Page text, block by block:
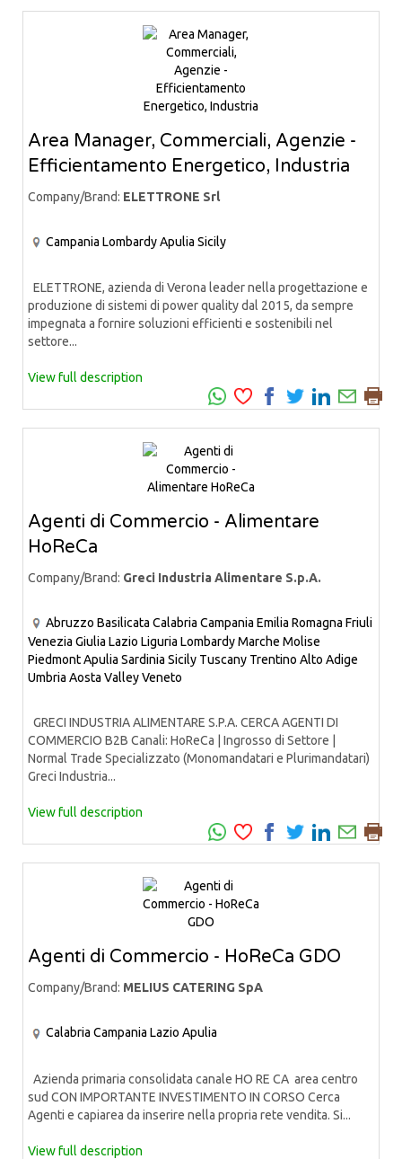
Area Manager, Commerciali, Agenzie -
Efficientamento Energetico, Industria
Company/Brand: ELETTRONE Srl
Campania LombardyApulia Sicily
ELETTRONE, azienda di Verona leader nella progettazione e
produzione di sistemi di power quality dal 2015, da sempre
impegnata a fornire soluzioni efficienti e sostenibili nel
settore...
View full description
Agenti di Commercio - Alimentare
HoReCa
Company/Brand: Greci Industria Alimentare S.p.A.
Abruzzo Basilicata Calabria Campania Emilia Romagna Friuli
Venezia Giulia Lazio Liguria LombardyMarche Molise
PiedmontApulia Sardinia Sicily Tuscany Trentino Alto Adige
Umbria Aosta ValleyVeneto
GRECI INDUSTRIA ALIMENTARE S.P.A. CERCA AGENTI DI
COMMERCIO B2B Canali: HoReCa | Ingrosso di Settore |
Normal Trade Specializzato (Monomandatari e Plurimandatari)
Greci Industria...
View full description
Agenti di Commercio - HoReCa GDO
Company/Brand: MELIUS CATERING SpA
Calabria Campania Lazio Apulia
Azienda primaria consolidata canale HO RE CA area centro
sud CON IMPORTANTE INVESTIMENTO IN CORSO Cerca
Agenti e capiarea da inserire nella propria rete vendita. Si...
View full description